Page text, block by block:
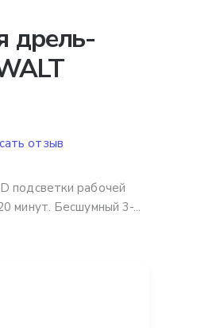
дрель-
подсветки рабочей
минут. Бесшумный 3-...
отзыв